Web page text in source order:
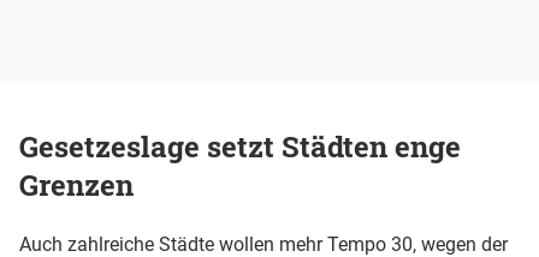
Gesetzeslage setzt Städten enge
Grenzen
Auch zahlreiche Städte wollen mehr Tempo 30, wegen der